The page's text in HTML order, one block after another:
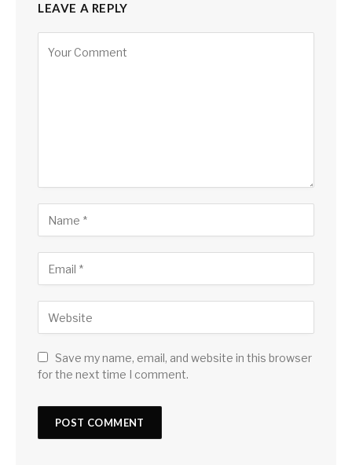
LEAVE A REPLY
Save my name, email, and website in this browser
for the next time I comment.